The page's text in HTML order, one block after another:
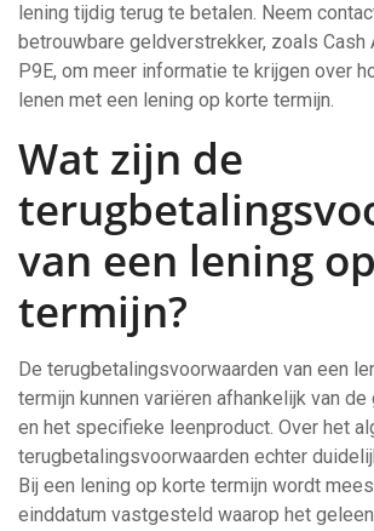
lening tijdig terug te betalen. Neem
betrouwbare geldverstrekker, zoals Cash
P9E, om meer informatie te krijgen over
lenen met een lening op korte termijn.
Wat zijn de
van een lening
termijn?
De terugbetalingsvoorwaarden van een
termijn kunnen variëren afhankelijk van
en het specifieke leenproduct. Over het
terugbetalingsvoorwaarden echter
Bij een lening op korte termijn wordt
einddatum vastgesteld waarop het